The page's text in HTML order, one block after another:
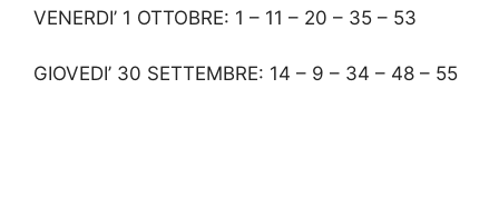
VENERDI’ 1 OTTOBRE: 1 – 11 – 20 – 35 – 53
GIOVEDI’ 30 SETTEMBRE: 14 – 9 – 34 – 48 – 55